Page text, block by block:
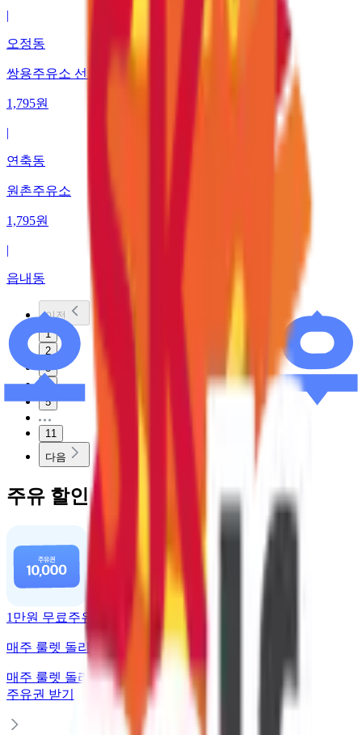
|
오정동
쌍용주유소 선인에너지
1,795원
|
연축동
원촌주유소
1,795원
|
읍내동
이전
1
2
3
5
11
다음
주유 할인 혜택
1만원 무료주유
매주 룰렛 돌리고 주유권 받기
매주 룰렛 돌리고
주유권 받기